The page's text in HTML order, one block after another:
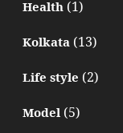
Health(1)
Kolkata(13)
Life style (2)
Model(5)